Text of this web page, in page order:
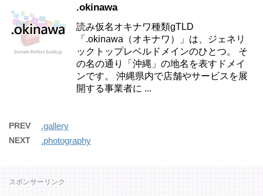
.okinawa
読み仮名オキナワ種類gTLD
「.okinawa（オキナワ）」は、ジェネリ
ックトップレベルドメインのひとつ。 そ
の名の通り「沖縄」の地名を表すドメイ
ンです。 沖縄県内で店舗やサービスを展
開する事業者に ...
PREV .gallery
NEXT .photography
スポンサーリンク